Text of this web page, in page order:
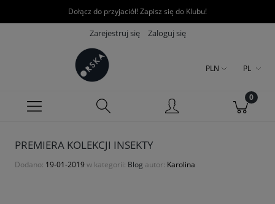
Dołącz do przyjaciół! Zapisz się do Klubu!
Zarejestruj się Zaloguj się
PLN PL
PREMIERA KOLEKCJI INSEKTY
Dodano: 19-01-2019w kategorii: Blog autor: Karolina